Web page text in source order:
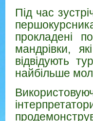
Під час
прокладені
мандрівки,
відвідують
найбільше